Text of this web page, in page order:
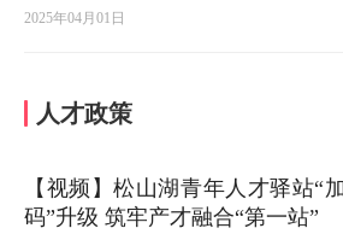
2025年04月01日
人才政策
【视频】松山湖青年人才驿站“
码”升级 筑牢产才融合“第一站”